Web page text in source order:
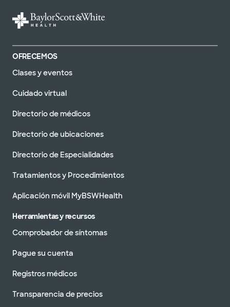
OFRECEMOS
Clases y eventos
Cuidado virtual
Directorio de médicos
Directorio de ubicaciones
Directorio de Especialidades
Tratamientos y Procedimientos
Aplicación móvil MyBSWHealth
Herramientas y recursos
Comprobador de síntomas
Pague su cuenta
Registros médicos
Transparencia de precios